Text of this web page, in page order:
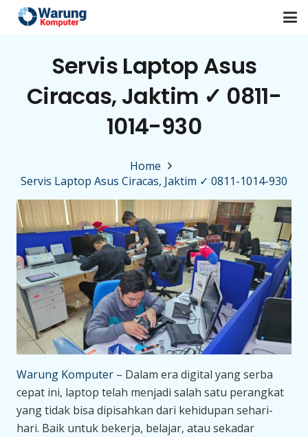
Servis Laptop Asus
Ciracas, Jaktim ✓ 0811-
1014-930
Home
Servis Laptop Asus Ciracas, Jaktim ✓ 0811-1014-930
Warung Komputer – Dalam era digital yang serba
cepat ini, laptop telah menjadi salah satu perangkat
yang tidak bisa dipisahkan dari kehidupan sehari-
hari. Baik untuk bekerja, belajar, atau sekadar